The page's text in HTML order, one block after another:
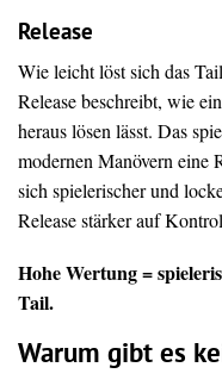
Release
Wie leicht löst sich das
Release beschreibt, wie
heraus lösen lässt. Das
modernen Manövern eine
sich spielerischer und
Release stärker auf
Hohe Wertung =
Tail.
Warum gibt es